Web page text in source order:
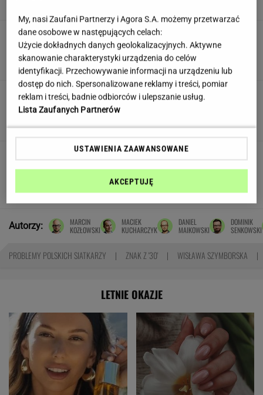
To nie droga na skróty. Matka pokazuje, jak
naprawdę wygląda edukacja domowa
MATERIAŁ PROMOCYJNY
Kroję ogórki i zostawiam na 12 godzin. Ten
patent to złoto
Tragiczny wypadek na
Mazurach. Skuter zderzył się z motorówką,
nie żyje 16-latek
SUBSKRYPCJA
Autorzy:
MARCIN
KOZŁOWSKI
MACIEK
KUCHARCZYK
DANIEL
MAIKOWSKI
DOMINIK
SENKOWSKI
PROBLEMY POLSKICH SIATKARZY ZNAK Z '30' WISŁAWA SZYMBORSKA
LETNIE OKAZJE
My, nasi Zaufani Partnerzy i Agora S.A. możemy przetwarzać
dane osobowe w następujących celach:
Użycie dokładnych danych geolokalizacyjnych. Aktywne
skanowanie charakterystyki urządzenia do celów
identyfikacji. Przechowywanie informacji na urządzeniu lub
dostęp do nich. Spersonalizowane reklamy i treści, pomiar
reklam i treści, badnie odbiorców i ulepszanie usług.
Lista Zaufanych Partnerów
USTAWIENIA ZAAWANSOWANE
AKCEPTUJĘ